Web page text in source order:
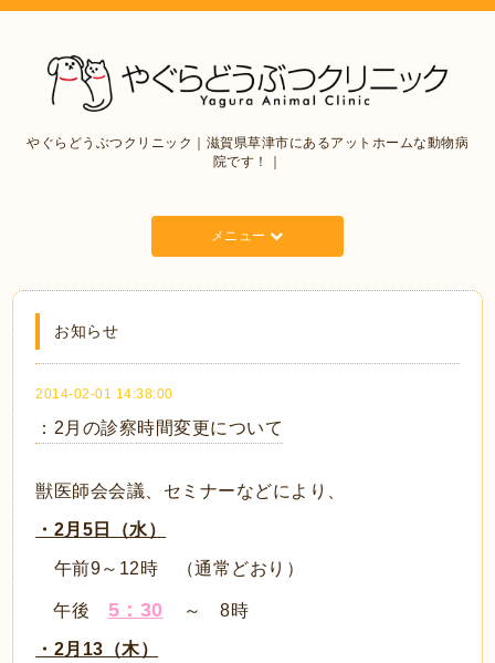
やぐらどうぶつクリニック｜滋賀県草津市にあるアットホームな動物病
院です！｜
メニュー
お知らせ
2014-02-01 14:38:00
：2月の診察時間変更について
獣医師会会議、セミナーなどにより、
・2月5日（水）
午前9～12時 （通常どおり）
午後 5：30 ～ 8時
・2月13（木）